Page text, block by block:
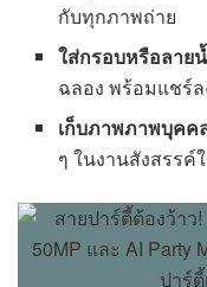
กับทุกภาพถ่าย
ใส่กรอบหรือลาย
ฉลอง พร้อมแชร์
เก็บภาพภาพบุค
ๆ ในงานสังสรรค์